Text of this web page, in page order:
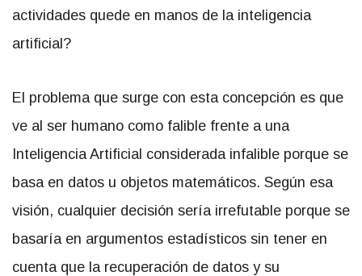
actividades quede en manos de la inteligencia
artificial?
El problema que surge con esta concepción es que
ve al ser humano como falible frente a una
Inteligencia Artificial considerada infalible porque se
basa en datos u objetos matemáticos. Según esa
visión, cualquier decisión sería irrefutable porque se
basaría en argumentos estadísticos sin tener en
cuenta que la recuperación de datos y su